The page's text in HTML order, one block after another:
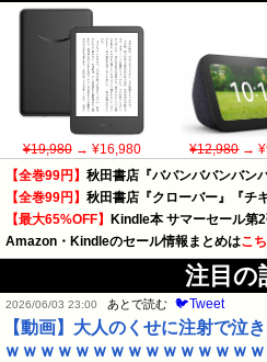
¥19,980→ ¥16,980 ¥12,980→
【全巻99円】 秋田書店『ババンババンバン
【全巻99円】 秋田書店『クローバー』『チ
【最大65%OFF】 Kindle本 サマーセール第
Amazon・Kindleのセール情報まとめはこ
注目の
2026/06/03 23:00 あとで読む 🐦Tweet
【動画】大人のくせに注射で泣
ｗｗｗｗｗｗｗｗｗｗｗｗｗｗｗ